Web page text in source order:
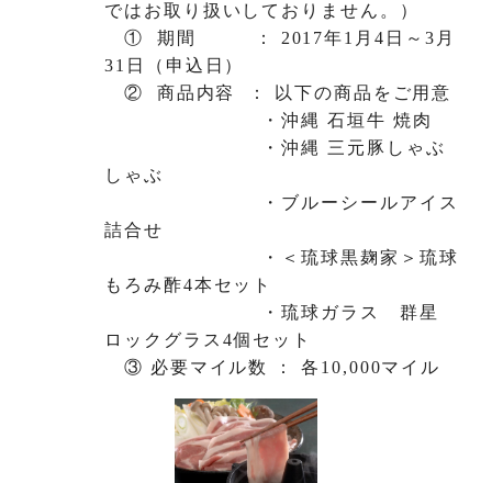
ではお取り扱いしておりません。）
① 期間 ： 2017年1月4日～3月
31日（申込日）
② 商品内容 ： 以下の商品をご用意
・沖縄 石垣牛 焼肉
・沖縄 三元豚しゃぶ
しゃぶ
・ブルーシールアイス
詰合せ
・＜琉球黒麹家＞琉球
もろみ酢4本セット
・琉球ガラス 群星
ロックグラス4個セット
③ 必要マイル数 ： 各10,000マイル